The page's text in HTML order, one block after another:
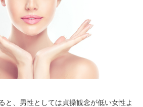
と、男性としては貞操観念が低い女性よ